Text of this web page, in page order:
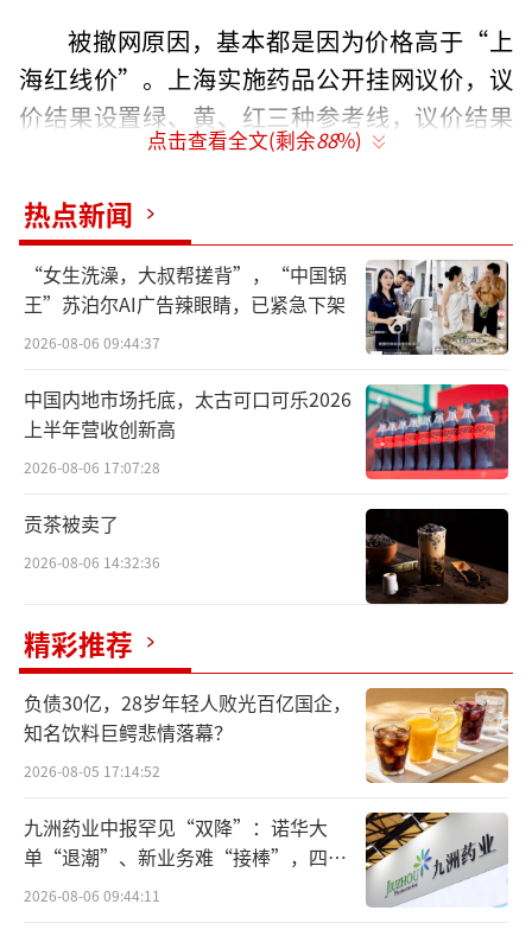
被撤网原因，基本都是因为价格高于“上
海红线价”。上海实施药品公开挂网议价，议
价结果设置绿、黄、红三种参考线，议价结果
高于红线的，系统议价锁定，议价结果无法校
重要参考，“上海红线价”已经被全国多个省
份所采纳。
参考上海红线价的最直接结果就是，过去
集采未中选的原研药基本还都能留在采购名单
里，但是最近两年来，未中选的原研品种暂停
挂网的情况开始多了起来。这对原研药企来
说，意味着管理方式需尽快转变。
已经有一些跨国药企知难而退，主动将有
集采品种竞争的原研药退出中国市场。
原研药的撤网风暴
近日，有媒体报道，礼来治疗注意缺陷多
动障碍（ADHD）的药物盐酸托莫西汀胶囊国内
已经买不到。
礼来客户服务中心工作人员告诉健识局：
盐酸托莫西汀胶囊退出中国市场一事属实，原
因是美国公司的产品管线调整。
点击查看全文(剩余88%)
热点新闻
“女生洗澡，大叔帮搓背”，“中国锅
王”苏泊尔AI广告辣眼睛，已紧急下架
2026-08-06 09:44:37
中国内地市场托底，太古可口可乐2026
上半年营收创新高
2026-08-06 17:07:28
贡茶被卖了
2026-08-06 14:32:36
精彩推荐
负债30亿，28岁年轻人败光百亿国企，
知名饮料巨鳄悲情落幕？
2026-08-05 17:14:52
九洲药业中报罕见“双降”：诺华大
单“退潮”、新业务难“接棒”，四大
难关待闯
2026-08-06 09:44:11